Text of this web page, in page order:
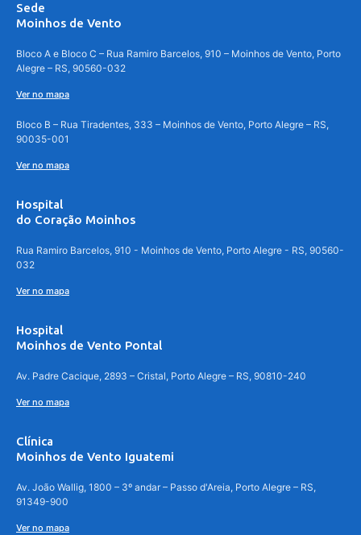
Sede
Moinhos de Vento
Bloco A e Bloco C – Rua Ramiro Barcelos, 910 – Moinhos de Vento, Porto
Alegre – RS, 90560-032
Ver no mapa
Bloco B – Rua Tiradentes, 333 – Moinhos de Vento, Porto Alegre – RS,
90035-001
Ver no mapa
Hospital
do Coração Moinhos
Rua Ramiro Barcelos, 910 - Moinhos de Vento, Porto Alegre - RS, 90560-
032
Ver no mapa
Hospital
Moinhos de Vento Pontal
Av. Padre Cacique, 2893 – Cristal, Porto Alegre – RS, 90810-240
Ver no mapa
Clínica
Moinhos de Vento Iguatemi
Av. João Wallig, 1800 – 3º andar – Passo d'Areia, Porto Alegre – RS,
91349-900
Ver no mapa